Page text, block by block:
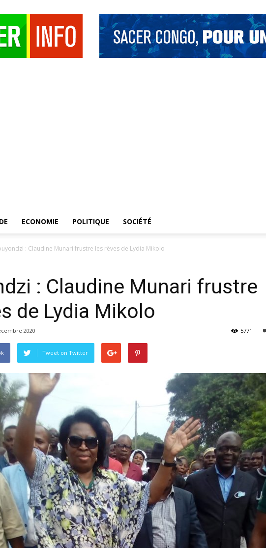
ECONOMIE POLITIQUE SOCIÉTÉ
: Claudine Munari frustre les rêves de Lydia Mikolo
: Claudine Munari frustre
de Lydia Mikolo
2020 5771
Tweet on Twitter